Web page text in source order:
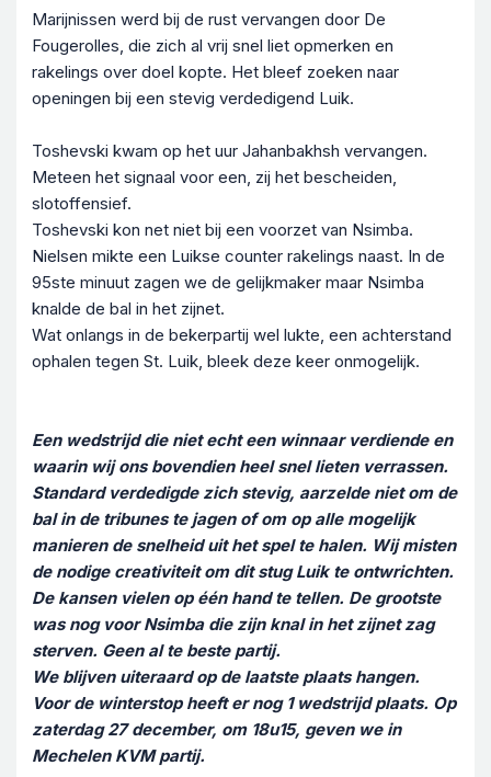
Marijnissen werd bij de rust vervangen door De
Fougerolles, die zich al vrij snel liet opmerken en
rakelings over doel kopte. Het bleef zoeken naar
openingen bij een stevig verdedigend Luik.
Toshevski kwam op het uur Jahanbakhsh vervangen.
Meteen het signaal voor een, zij het bescheiden,
slotoffensief.
Toshevski kon net niet bij een voorzet van Nsimba.
Nielsen mikte een Luikse counter rakelings naast. In de
95ste minuut zagen we de gelijkmaker maar Nsimba
knalde de bal in het zijnet.
Wat onlangs in de bekerpartij wel lukte, een achterstand
ophalen tegen St. Luik, bleek deze keer onmogelijk.
Een wedstrijd die niet echt een winnaar verdiende en
waarin wij ons bovendien heel snel lieten verrassen.
Standard verdedigde zich stevig, aarzelde niet om de
bal in de tribunes te jagen of om op alle mogelijk
manieren de snelheid uit het spel te halen. Wij misten
de nodige creativiteit om dit stug Luik te ontwrichten.
De kansen vielen op één hand te tellen. De grootste
was nog voor Nsimba die zijn knal in het zijnet zag
sterven. Geen al te beste partij.
We blijven uiteraard op de laatste plaats hangen.
Voor de winterstop heeft er nog 1 wedstrijd plaats. Op
zaterdag 27 december, om 18u15, geven we in
Mechelen KVM partij.